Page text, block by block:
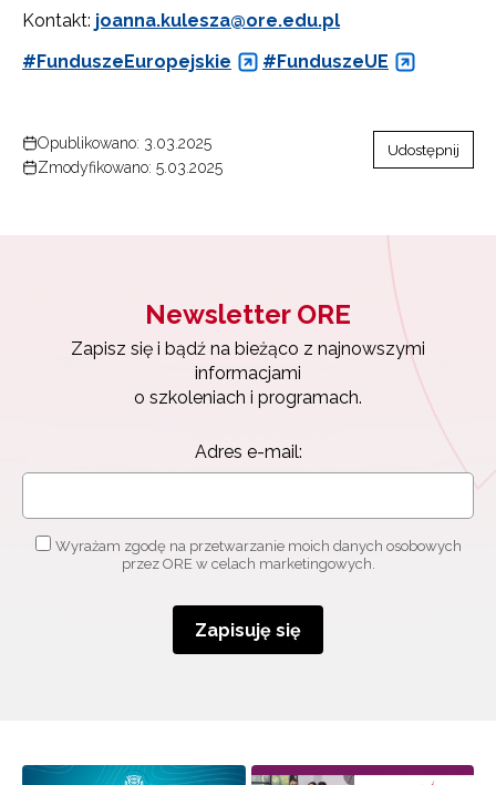
Kontakt: joanna.kulesza@ore.edu.pl
#FunduszeEuropejskie
#FunduszeUE
Opublikowano: 3.03.2025
Zmodyfikowano: 5.03.2025
Udostępnij
Newsletter ORE
Zapisz się i bądź na bieżąco z najnowszymi
informacjami
o szkoleniach i programach.
Adres e-mail:
Wyrażam zgodę na przetwarzanie moich danych osobowych
przez ORE w celach marketingowych.
Zapisuję się
Newsletter ORE
Zapisz się i bądź na bieżąco z najnowszymi
informacjami
o szkoleniach i programach.
Adres e-mail:
osobowych przez ORE w celach marketingowych.
Zapisuję się